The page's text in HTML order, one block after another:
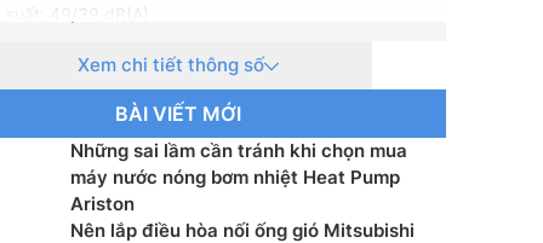
suất: 49/39 dB(A)
gió: 20.2 m3/phút
Nanoe X: Có
NanoeG: Có
Xem chi tiết thông số
BÀI VIẾT MỚI
Những sai lầm cần tránh khi chọn mua
máy nước nóng bơm nhiệt Heat Pump
Ariston
Nên lắp điều hòa nối ống gió Mitsubishi